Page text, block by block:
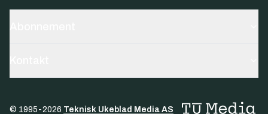
© 1995-2026 Teknisk Ukeblad Media AS